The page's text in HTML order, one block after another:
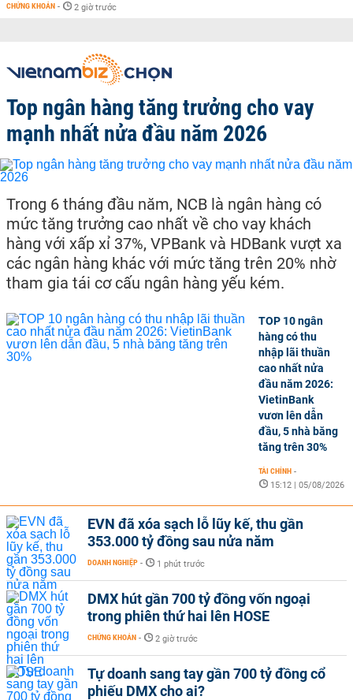
CHỨNG KHOÁN - 2 giờ trước
Top ngân hàng tăng trưởng cho vay
mạnh nhất nửa đầu năm 2026
Trong 6 tháng đầu năm, NCB là ngân hàng có
mức tăng trưởng cao nhất về cho vay khách
hàng với xấp xỉ 37%, VPBank và HDBank vượt xa
các ngân hàng khác với mức tăng trên 20% nhờ
tham gia tái cơ cấu ngân hàng yếu kém.
TOP 10 ngân
hàng có thu
nhập lãi thuần
cao nhất nửa
đầu năm 2026:
VietinBank
vươn lên dẫn
đầu, 5 nhà băng
tăng trên 30%
TÀI CHÍNH -
15:12 | 05/08/2026
EVN đã xóa sạch lỗ lũy kế, thu gần
353.000 tỷ đồng sau nửa năm
DOANH NGHIỆP - 1 phút trước
DMX hút gần 700 tỷ đồng vốn ngoại
trong phiên thứ hai lên HOSE
CHỨNG KHOÁN - 2 giờ trước
Tự doanh sang tay gần 700 tỷ đồng cổ
phiếu DMX cho ai?